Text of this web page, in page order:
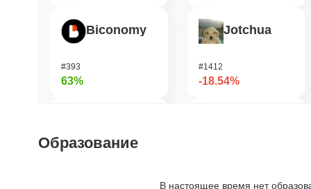
Biconomy
#393
63%
Jotchua
#1412
-18.54%
Образование
В настоящее время нет